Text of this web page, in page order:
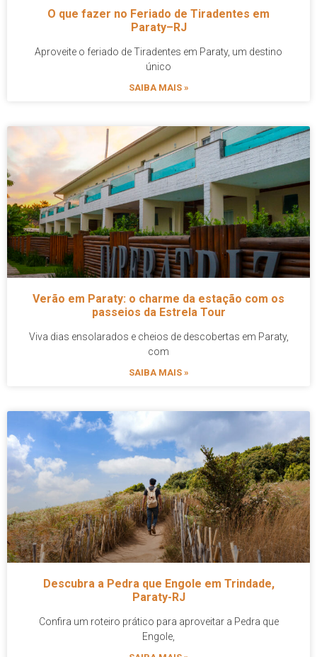
O que fazer no Feriado de Tiradentes em
Paraty–RJ
Aproveite o feriado de Tiradentes em Paraty, um destino
único
SAIBA MAIS »
Verão em Paraty: o charme da estação com os
passeios da Estrela Tour
Viva dias ensolarados e cheios de descobertas em Paraty,
com
SAIBA MAIS »
Descubra a Pedra que Engole em Trindade,
Paraty-RJ
Confira um roteiro prático para aproveitar a Pedra que
Engole,